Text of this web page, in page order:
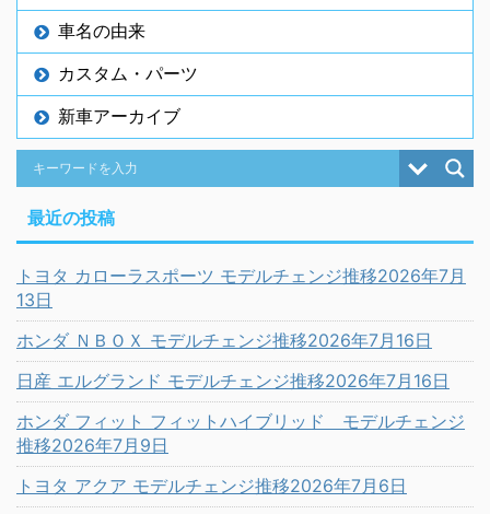
車名の由来
カスタム・パーツ
新車アーカイブ
最近の投稿
トヨタ カローラスポーツ モデルチェンジ推移2026年7月
13日
ホンダ ＮＢＯＸ モデルチェンジ推移2026年7月16日
日産 エルグランド モデルチェンジ推移2026年7月16日
ホンダ フィット フィットハイブリッド モデルチェンジ
推移2026年7月9日
トヨタ アクア モデルチェンジ推移2026年7月6日